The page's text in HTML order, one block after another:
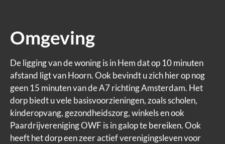
Omgeving
De ligging van de woning is in Hem dat op 10 minuten
afstand ligt van Hoorn. Ook bevindt u zich hier op nog
geen 15 minuten van de A7 richting Amsterdam. Het
dorp biedt u vele basisvoorzieningen, zoals scholen,
kinderopvang, gezondheidszorg, winkels en ook
Paardrijvereniging OWF is in galop te bereiken. Ook
heeft het dorp een zeer actief verenigingsleven voor